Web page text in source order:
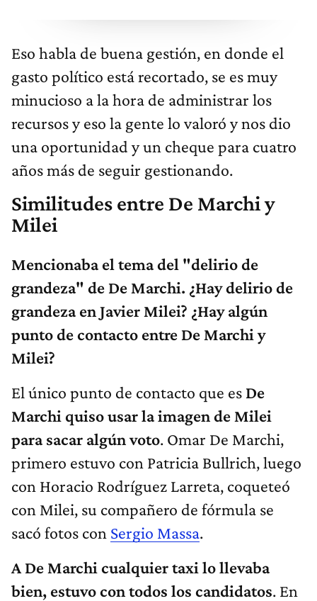
Eso habla de buena gestión, en donde el
gasto político está recortado, se es muy
minucioso a la hora de administrar los
recursos y eso la gente lo valoró y nos dio
una oportunidad y un cheque para cuatro
años más de seguir gestionando.
Similitudes entre De Marchi y
Milei
Mencionaba el tema del "delirio de
grandeza" de De Marchi. ¿Hay delirio de
grandeza en Javier Milei? ¿Hay algún
punto de contacto entre De Marchi y
Milei?
El único punto de contacto que es De
Marchi quiso usar la imagen de Milei
para sacar algún voto. Omar De Marchi,
primero estuvo con Patricia Bullrich, luego
con Horacio Rodríguez Larreta, coqueteó
con Milei, su compañero de fórmula se
sacó fotos con Sergio Massa.
A De Marchi cualquier taxi lo llevaba
bien, estuvo con todos los candidatos. En